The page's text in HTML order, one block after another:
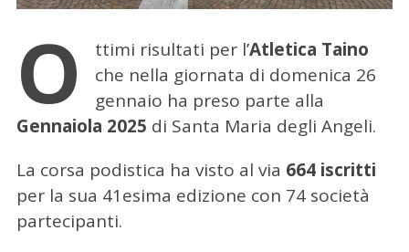
O ttimi risultati per l’Atletica Taino
che nella giornata di domenica 26
gennaio ha preso parte alla
Gennaiola 2025 di Santa Maria degli Angeli.
La corsa podistica ha visto al via 664 iscritti
per la sua 41esima edizione con 74 società
partecipanti.